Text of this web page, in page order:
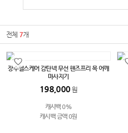
전체7개
장수헬스케어 감탄넥 무선 핸즈프리 목 어깨
마사지기
198,000원
캐시백 0%
캐시백 금액 0원